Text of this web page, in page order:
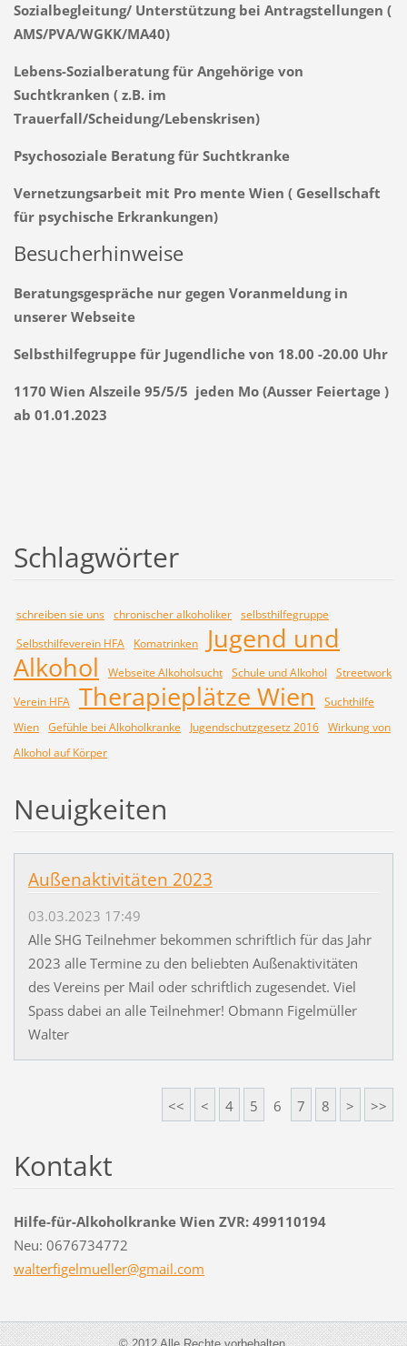
Sozialbegleitung/ Unterstützung bei Antragstellungen (
AMS/PVA/WGKK/MA40)
Lebens-Sozialberatung für Angehörige von
Suchtkranken ( z.B. im
Trauerfall/Scheidung/Lebenskrisen)
Psychosoziale Beratung für Suchtkranke
Vernetzungsarbeit mit Pro mente Wien ( Gesellschaft
für psychische Erkrankungen)
Besucherhinweise
Beratungsgespräche nur gegen Voranmeldung in
unserer Webseite
Selbsthilfegruppe für Jugendliche von 18.00 -20.00 Uhr
1170 Wien Alszeile 95/5/5 jeden Mo (Ausser Feiertage )
ab 01.01.2023
Schlagwörter
schreiben sie uns chronischer alkoholiker selbsthilfegruppe
Selbsthilfeverein HFA
Komatrinken
Jugend und
Alkohol
Webseite Alkoholsucht Schule und Alkohol
Streetwork
Verein HFA Therapieplätze Wien
Suchthilfe
Wien Gefühle bei Alkoholkranke Jugendschutzgesetz 2016 Wirkung von
Alkohol auf Körper
Neuigkeiten
Außenaktivitäten 2023
03.03.2023 17:49
Alle SHG Teilnehmer bekommen schriftlich für das Jahr
2023 alle Termine zu den beliebten Außenaktivitäten
des Vereins per Mail oder schriftlich zugesendet. Viel
Spass dabei an alle Teilnehmer! Obmann Figelmüller
Walter
<< < 4 5 6 7 8 > >>
Kontakt
Hilfe-für-Alkoholkranke Wien ZVR: 499110194
Neu: 0676734772
walterfigelmueller@gmail.com